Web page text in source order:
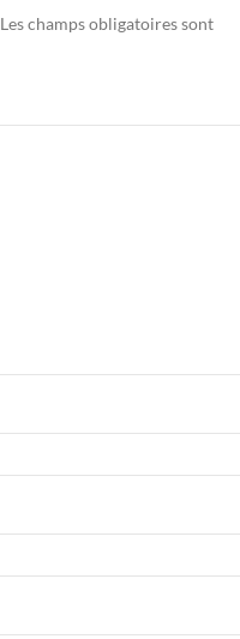
Les champs obligatoires sont